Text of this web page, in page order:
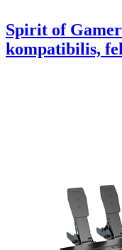
Spirit of
kompatibilis,